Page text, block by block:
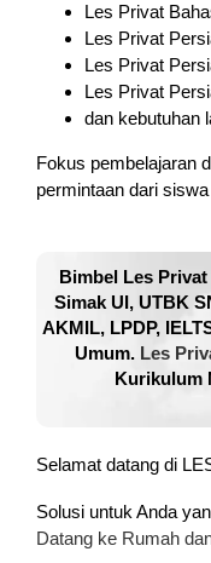
Les Privat
Les Privat
Les Privat
Les Privat
dan kebutuhan
Fokus pembelajaran
permintaan dari
Bimbel Les Privat
Simak UI, UTBK
AKMIL, LPDP,
Umum. Les
Kurikulum
Selamat datang di
Solusi untuk Anda
Datang ke Rumah